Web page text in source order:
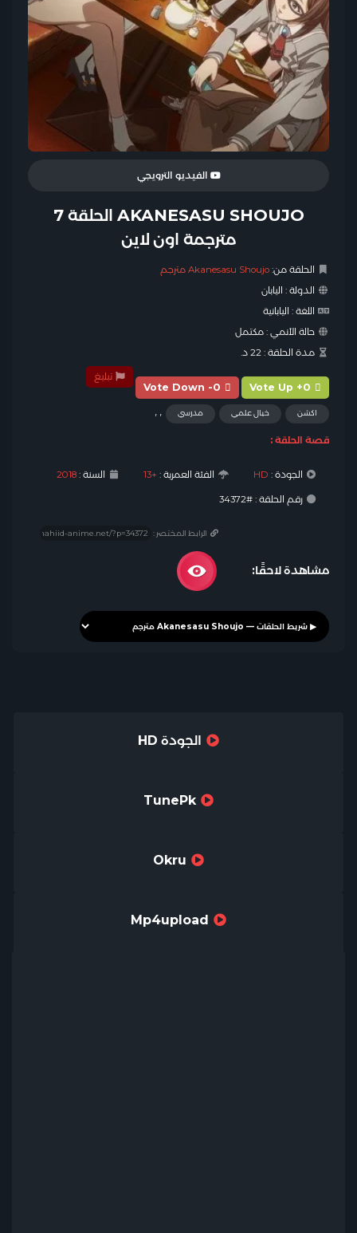
الفيديو الترويجي
AKANESASU SHOUJO الحلقة 7
مترجمة اون لاين
الحلقة من:Akanesasu Shoujo مترجم
الدولة : اليابان
اللغة : اليابانية
حالة الأنمي :مكتمل
مدة الحلقة :22 د.
Vote Up +0
Vote Down -0
تبليغ
اكشن , خيال علمي , مدرسي
قصة الحلقة :
الجودة : HD الفئة العمرية : +13 السنة :2018
رقم الحلقة : #34372
الرابط المختصر :
مشاهدة لاحقًا:
الجودة HD
TunePk